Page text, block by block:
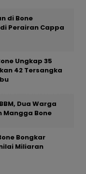
di Bone
Perairan Cappa
Ungkap 35
42 Tersangka
Dua Warga
Mangga Bone
Bongkar
Miliaran